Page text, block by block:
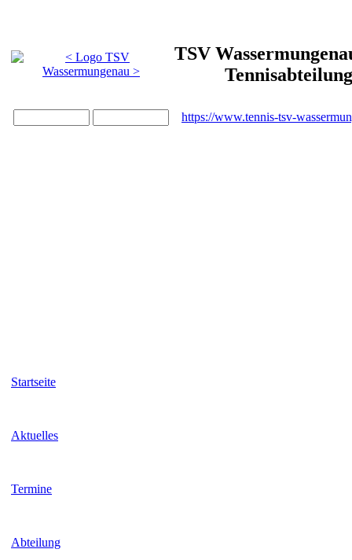
TSV
Tennisabteilung
https://www.tennis-tsv-
Startseite
Aktuelles
Termine
Abteilung